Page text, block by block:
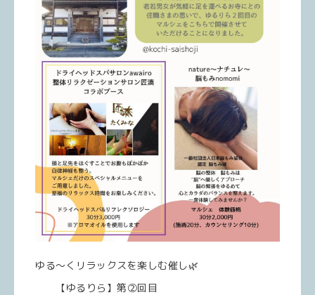
ゆる～くリラックスを楽しむ催し🌿
【ゆるりら】第②回目